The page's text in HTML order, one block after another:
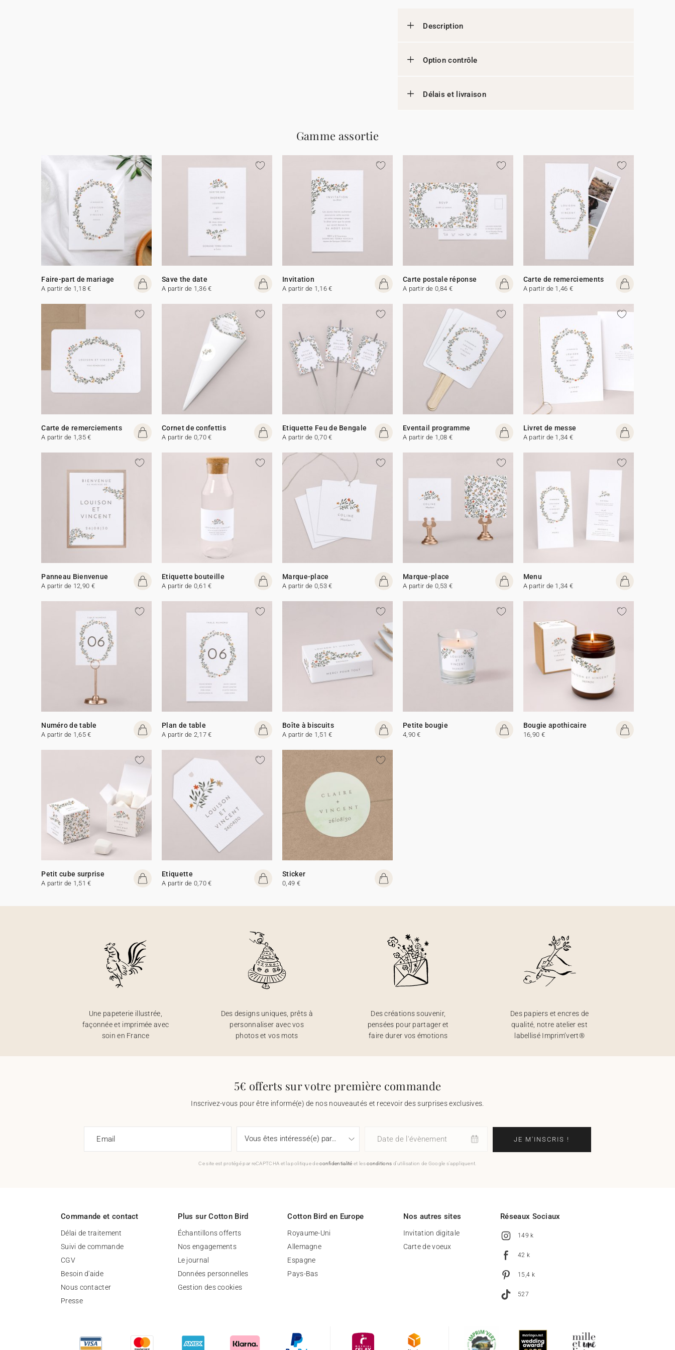
Description
Option contrôle
Délais et livraison
Gamme assortie
Faire-part de mariage
A partir de 1,18 €
Save the date
A partir de 1,36 €
Invitation
A partir de 1,16 €
Carte postale réponse
A partir de 0,84 €
Carte de remerciements
A partir de 1,46 €
Carte de remerciements
A partir de 1,35 €
Cornet de confettis
A partir de 0,70 €
Etiquette Feu de Bengale
A partir de 0,70 €
Eventail programme
A partir de 1,08 €
Livret de messe
A partir de 1,34 €
Panneau Bienvenue
A partir de 12,90 €
Etiquette bouteille
A partir de 0,61 €
Marque-place
A partir de 0,53 €
Marque-place
A partir de 0,53 €
Menu
A partir de 1,34 €
Numéro de table
A partir de 1,65 €
Plan de table
A partir de 2,17 €
Boîte à biscuits
A partir de 1,51 €
Petite bougie
4,90 €
Bougie apothicaire
16,90 €
Petit cube surprise
A partir de 1,51 €
Etiquette
A partir de 0,70 €
Sticker
0,49 €
Une papeterie illustrée,
façonnée et imprimée avec
soin en France
Des designs uniques, prêts à
personnaliser avec vos
photos et vos mots
Des créations souvenir,
pensées pour partager et
faire durer vos émotions
Des papiers et encres de
qualité, notre atelier est
labellisé Imprim’vert®
5€ offerts sur votre première commande
Inscrivez-vous pour être informé(e) de nos nouveautés et recevoir des surprises exclusives.
Email Date de l'évènement JE M'INSCRIS !
Ce site est protégé par reCAPTCHA et la politique deconfidentialité et lesconditions d'utilisation de Google s'appliquent.
Commande et contact
Délai de traitement
Suivi de commande
CGV
Besoin d'aide
Nous contacter
Presse
Plus sur Cotton Bird
Échantillons offerts
Nos engagements
Le journal
Données personnelles
Gestion des cookies
Cotton Bird en Europe
Royaume-Uni
Allemagne
Espagne
Pays-Bas
Nos autres sites
Invitation digitale
Carte de voeux
Réseaux Sociaux
149 k
42 k
15,4 k
527